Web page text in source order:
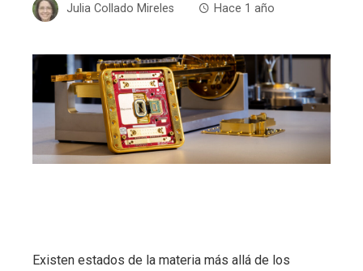
Julia Collado Mireles Hace 1 año
Existen estados de la materia más allá de los